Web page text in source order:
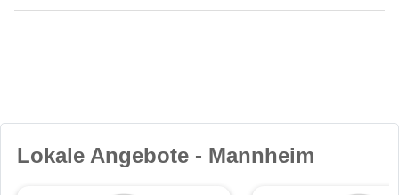
Lokale Angebote - Mannheim